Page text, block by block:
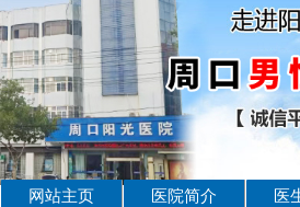
网站主页 医院简介 医